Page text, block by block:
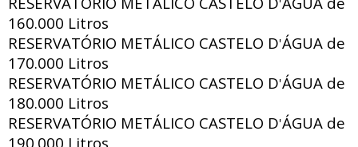
'
160.000 Litros
RESERVATÓRIO METÁLICO CASTELO D'ÁGUA de
170.000 Litros
RESERVATÓRIO METÁLICO CASTELO D'ÁGUA de
180.000 Litros
RESERVATÓRIO METÁLICO CASTELO D'ÁGUA de
190.000 Litros